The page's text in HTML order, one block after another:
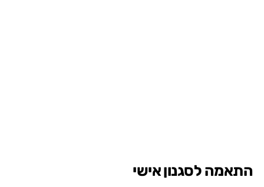
התאמה לסגנון אישי